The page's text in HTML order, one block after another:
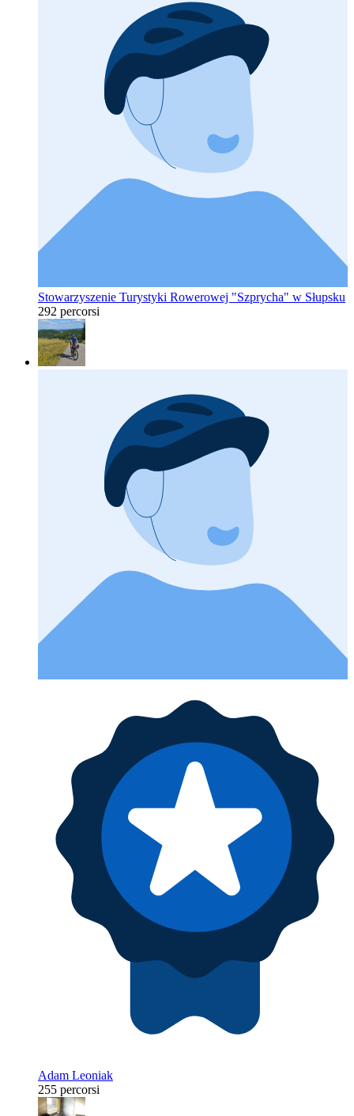
Stowarzyszenie Turystyki Rowerowej "Szprycha" w Słupsku
292 percorsi
Adam Leoniak
255 percorsi